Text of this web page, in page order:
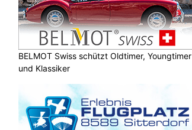
BELMOT Swiss schützt Oldtimer, Youngtimer
und Klassiker